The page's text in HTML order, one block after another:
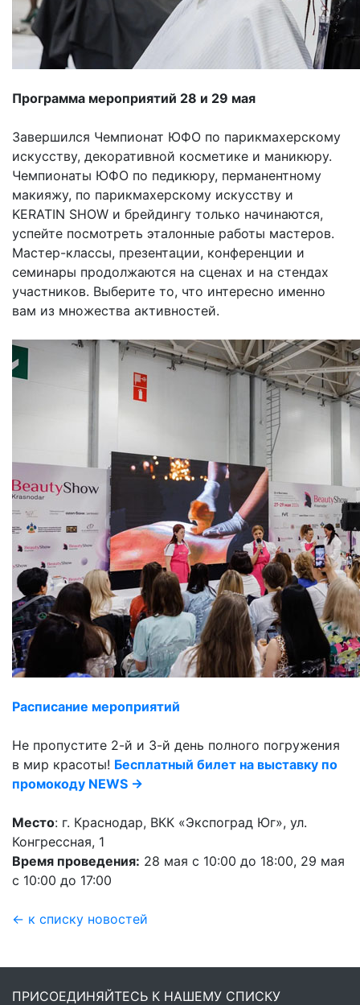
Программа мероприятий 28 и 29 мая
Завершился Чемпионат ЮФО по парикмахерскому
искусству, декоративной косметике и маникюру.
Чемпионаты ЮФО по педикюру, перманентному
макияжу, по парикмахерскому искусству и
KERATIN SHOW и брейдингу только начинаются,
успейте посмотреть эталонные работы мастеров.
Мастер-классы, презентации, конференции и
семинары продолжаются на сценах и на стендах
участников. Выберите то, что интересно именно
вам из множества активностей.
Расписание мероприятий
Не пропустите 2-й и 3-й день полного погружения
в мир красоты! Бесплатный билет на выставку по
промокоду NEWS →
Место: г. Краснодар, ВКК «Экспоград Юг», ул.
Конгрессная, 1
Время проведения: 28 мая с 10:00 до 18:00, 29 мая
с 10:00 до 17:00
← к списку новостей
ПРИСОЕДИНЯЙТЕСЬ К НАШЕМУ СПИСКУ